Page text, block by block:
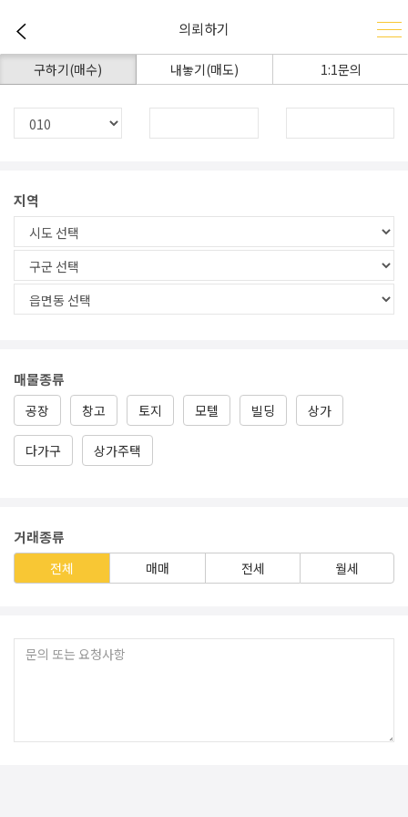
의뢰하기
구하기(매수) 내놓기(매도) 1:1문의
지역
매물종류
공장 창고 토지 모텔 빌딩 상가
다가구 상가주택
거래종류
전체 매매 전세 월세